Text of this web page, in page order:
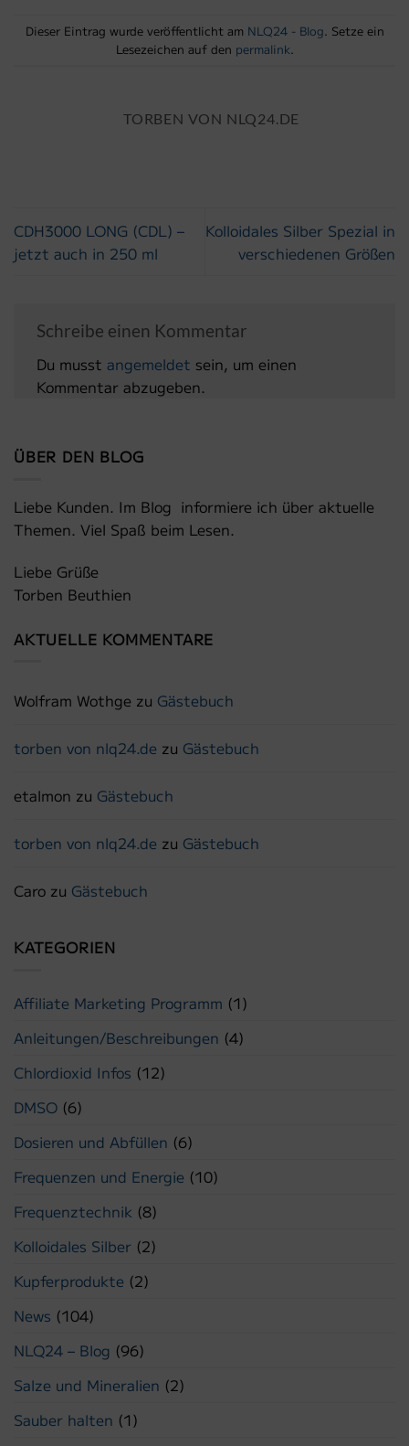
Dieser Eintrag wurde veröffentlicht am NLQ24 - Blog . Setze ein
Lesezeichen auf den permalink
TORBEN VON NLQ24.DE
CDH3000 LONG (CDL) –
jetzt auch in 250 ml
Kolloidales Silber Spezial in
verschiedenen Größen
Schreibe einen Kommentar
Du musst angemeldet sein, um einen
Kommentar abzugeben.
ÜBER DEN BLOG
Liebe Kunden. Im Blog informiere ich über aktuelle
Themen. Viel Spaß beim Lesen.
Liebe Grüße
Torben Beuthien
AKTUELLE KOMMENTARE
Wolfram Wothge zu Gästebuch
torben von nlq24.de zu Gästebuch
etalmon zu Gästebuch
torben von nlq24.de zu Gästebuch
Caro zu Gästebuch
KATEGORIEN
Affiliate Marketing Programm (1)
Anleitungen/Beschreibungen (4)
Chlordioxid Infos (12)
DMSO (6)
Dosieren und Abfüllen (6)
Frequenzen und Energie (10)
Frequenztechnik (8)
Kolloidales Silber (2)
Kupferprodukte (2)
News (104)
NLQ24 – Blog (96)
Salze und Mineralien (2)
Sauber halten (1)